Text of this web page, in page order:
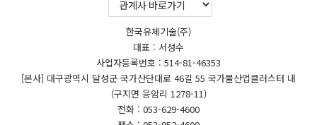
한국유체기술(주)
대표 : 서성수
사업자등록번호 : 514-81-46353
[본사] 대구광역시 달성군 국가산단대로 46길 55 국가물산업클러스터 내
(구지면 응암리 1278-11)
전화 : 053-629-4600